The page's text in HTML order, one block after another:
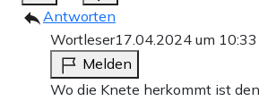
Antworten
Wortleser17.04.2024 um
Melden
Wo die Knete herkommt ist